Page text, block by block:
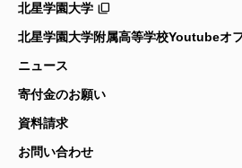
北星学園大学
北星学園大学附属高等学校Youtubeオ
ニュース
寄付金のお願い
資料請求
お問い合わせ